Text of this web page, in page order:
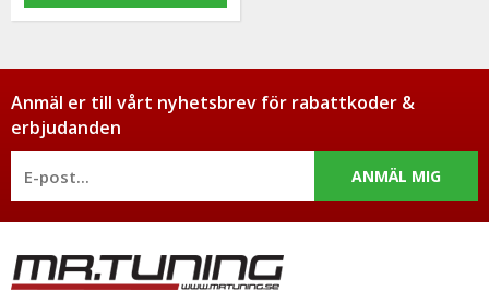
Anmäl er till vårt nyhetsbrev för rabattkoder &
erbjudanden
ANMÄL MIG